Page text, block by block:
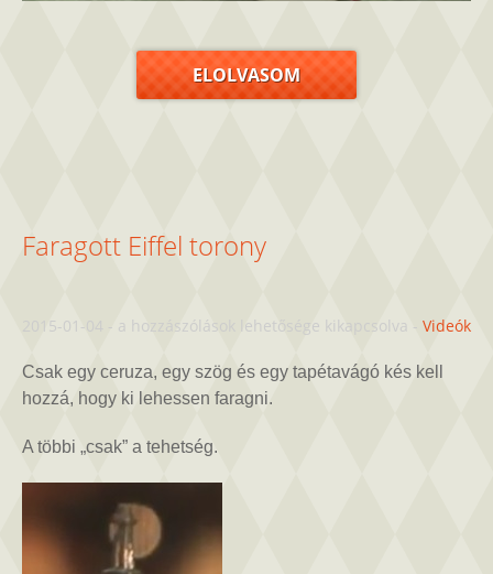
ELOLVASOM
Faragott Eiffel torony
2015-01-04 - Faragott
torony
bejegyzéshez
a hozzászólások lehetősége kikapcsolva - Videók
Csak egy ceruza, egy szög és egy tapétavágó kés kell
hozzá, hogy ki lehessen faragni.
A többi „csak” a tehetség.